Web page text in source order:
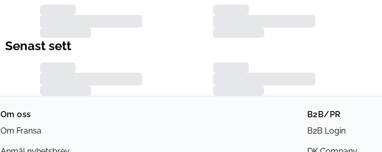
Senast sett
Om oss
Om Fransa
B2B/PR
B2B Login